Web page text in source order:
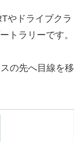
やドライブクラ
トラリーです。
の先へ目線を移